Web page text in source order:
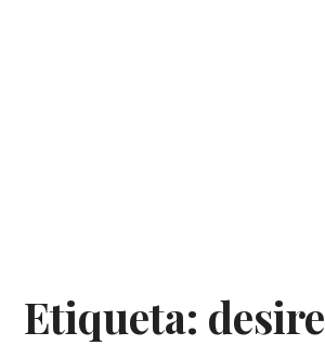
Etiqueta: desire